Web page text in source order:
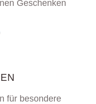
Geschenken
für besondere